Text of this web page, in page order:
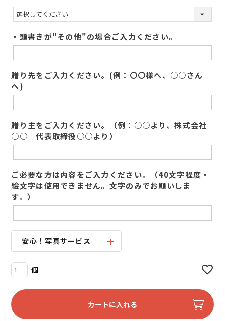
(
必
)
・頭書きが"その他"の場合ご入力ください。
贈り先をご入力ください。(例：〇〇様へ、○○さん
へ)
贈り主をご入力ください。（例：○○より、株式会社
○○ 代表取締役○○より）
ご必要な方は内容をご入力ください。（40文字程度・
絵文字は使用できません。文字のみでお願いしま
す。）
安心！写真サービス
カートに入れる